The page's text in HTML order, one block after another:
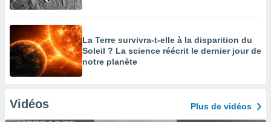
La Terre survivra-t-elle à la disparition du
Soleil ? La science réécrit le dernier jour de
notre planète
Vidéos Plus de vidéos